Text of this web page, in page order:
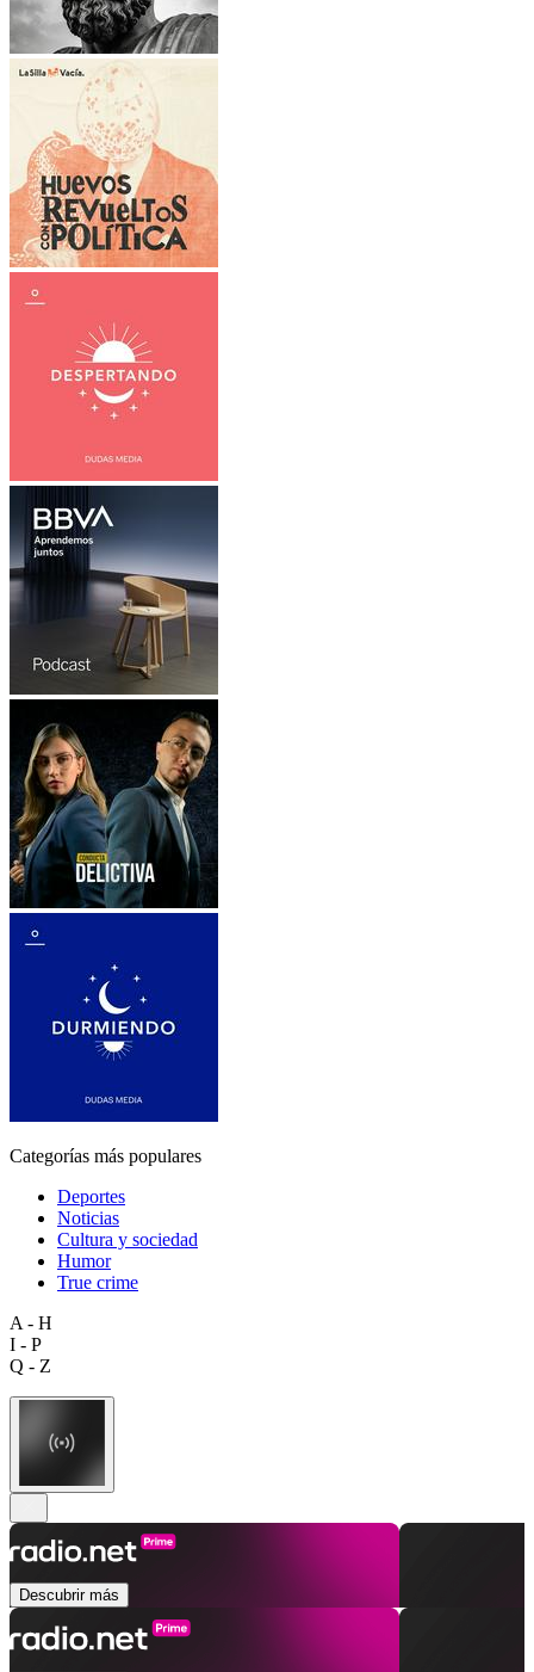
Categorías más populares
Deportes
Noticias
Cultura y sociedad
Humor
True crime
A - H
I - P
Q - Z
Descubrir más